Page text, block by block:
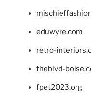
eduwyre.com
retro-
theblvd-
fpet2023.org